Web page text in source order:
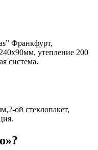
Франкфурт,
утепление 200
система.
ой стеклопакет,